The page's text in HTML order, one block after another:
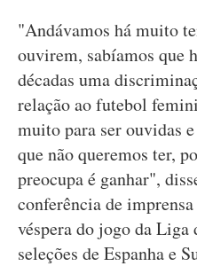
"Andávamos há muito
ouvirem, sabíamos que
décadas uma
relação ao futebol
muito para ser ouvidas
que não queremos ter,
preocupa é ganhar",
conferência de
véspera do jogo da Liga
seleções de Espanha e